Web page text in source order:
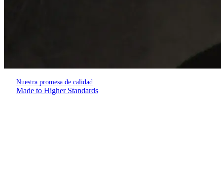
Nuestra promesa de calidad
Made to Higher Standards